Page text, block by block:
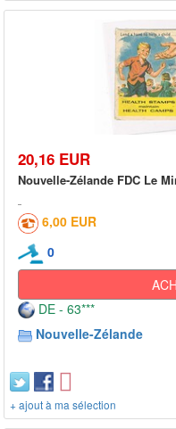
20,16 EUR
Nouvelle-Zélande FDC Le
6,00 EUR
0
DE - 63***
Nouvelle-Zélande
+ ajout à ma sélection